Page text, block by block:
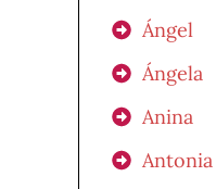
Ángel
Ángela
Anina
Antonia